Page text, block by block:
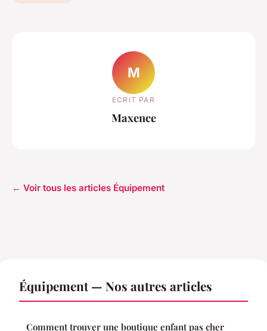
M
ECRIT PAR
Maxence
← Voir tous les articles Équipement
Équipement — Nos autres articles
Comment trouver une boutique enfant pas cher